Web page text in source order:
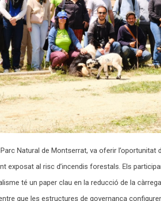
Natural de Montserrat, va oferir l’oportunitat
exposat al risc d’incendis forestals. Els
té un paper clau en la reducció de la
que les estructures de governança